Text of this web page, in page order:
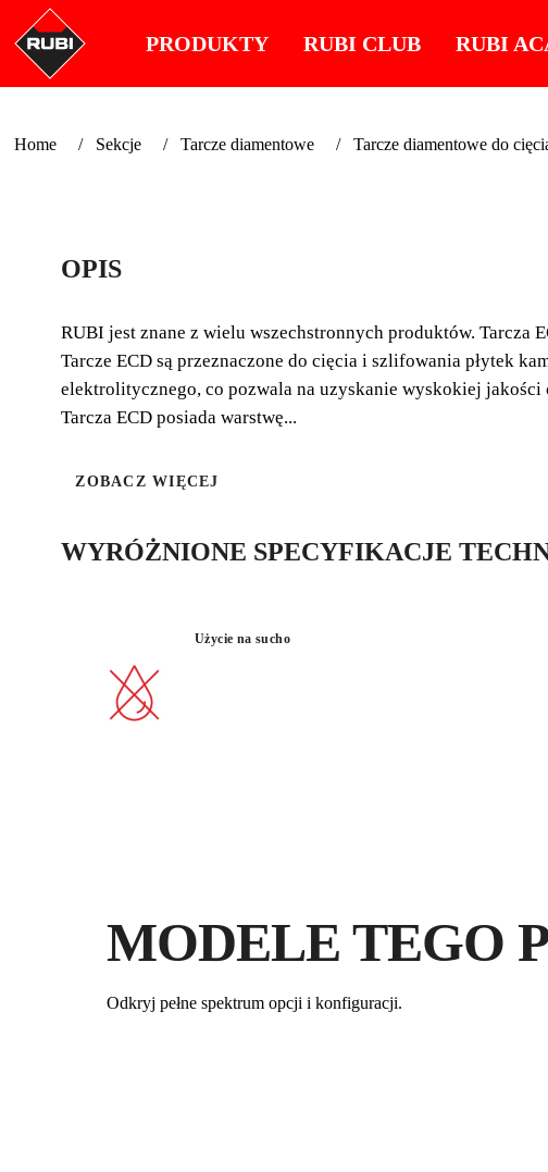
PRODUKTY RUBI CLUB RUBI
Home Sekcje Tarcze diamentowe Tarcze diamentowe do
OPIS
RUBI jest znane z wielu wszechstronnych produktów. Tarcza
Tarcze ECD są przeznaczone do cięcia i szlifowania płytek
elektrolitycznego, co pozwala na uzyskanie wyskokiej
Tarcza ECD posiada warstwę...
ZOBACZ WIĘCEJ
WYRÓŻNIONE SPECYFIKACJE
Użycie na sucho
MODELE TEGO
Odkryj pełne spektrum opcji i konfiguracji.